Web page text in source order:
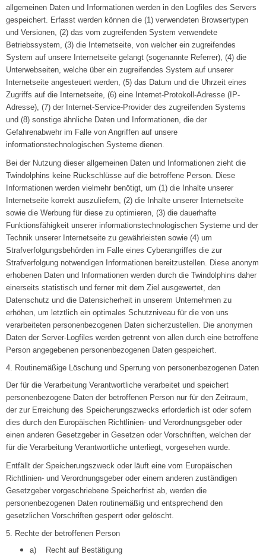
allgemeinen Daten und Informationen werden in den Logfiles des Servers
gespeichert. Erfasst werden können die (1) verwendeten Browsertypen
und Versionen, (2) das vom zugreifenden System verwendete
Betriebssystem, (3) die Internetseite, von welcher ein zugreifendes
System auf unsere Internetseite gelangt (sogenannte Referrer), (4) die
Unterwebseiten, welche über ein zugreifendes System auf unserer
Internetseite angesteuert werden, (5) das Datum und die Uhrzeit eines
Zugriffs auf die Internetseite, (6) eine Internet-Protokoll-Adresse (IP-
Adresse), (7) der Internet-Service-Provider des zugreifenden Systems
und (8) sonstige ähnliche Daten und Informationen, die der
Gefahrenabwehr im Falle von Angriffen auf unsere
informationstechnologischen Systeme dienen.
Bei der Nutzung dieser allgemeinen Daten und Informationen zieht die
Twindolphins keine Rückschlüsse auf die betroffene Person. Diese
Informationen werden vielmehr benötigt, um (1) die Inhalte unserer
Internetseite korrekt auszuliefern, (2) die Inhalte unserer Internetseite
sowie die Werbung für diese zu optimieren, (3) die dauerhafte
Funktionsfähigkeit unserer informationstechnologischen Systeme und der
Technik unserer Internetseite zu gewährleisten sowie (4) um
Strafverfolgungsbehörden im Falle eines Cyberangriffes die zur
Strafverfolgung notwendigen Informationen bereitzustellen. Diese anonym
erhobenen Daten und Informationen werden durch die Twindolphins daher
einerseits statistisch und ferner mit dem Ziel ausgewertet, den
Datenschutz und die Datensicherheit in unserem Unternehmen zu
erhöhen, um letztlich ein optimales Schutzniveau für die von uns
verarbeiteten personenbezogenen Daten sicherzustellen. Die anonymen
Daten der Server-Logfiles werden getrennt von allen durch eine betroffene
Person angegebenen personenbezogenen Daten gespeichert.
4. Routinemäßige Löschung und Sperrung von personenbezogenen Daten
Der für die Verarbeitung Verantwortliche verarbeitet und speichert
personenbezogene Daten der betroffenen Person nur für den Zeitraum,
der zur Erreichung des Speicherungszwecks erforderlich ist oder sofern
dies durch den Europäischen Richtlinien- und Verordnungsgeber oder
einen anderen Gesetzgeber in Gesetzen oder Vorschriften, welchen der
für die Verarbeitung Verantwortliche unterliegt, vorgesehen wurde.
Entfällt der Speicherungszweck oder läuft eine vom Europäischen
Richtlinien- und Verordnungsgeber oder einem anderen zuständigen
Gesetzgeber vorgeschriebene Speicherfrist ab, werden die
personenbezogenen Daten routinemäßig und entsprechend den
gesetzlichen Vorschriften gesperrt oder gelöscht.
5. Rechte der betroffenen Person
a) Recht auf Bestätigung